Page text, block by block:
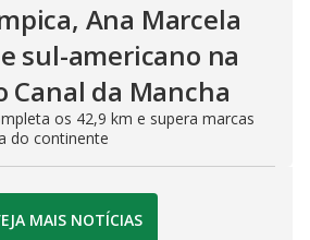
Ana Marcela
sul-americano na
Canal da Mancha
os 42,9 km e supera marcas
do continente
MAIS NOTÍCIAS